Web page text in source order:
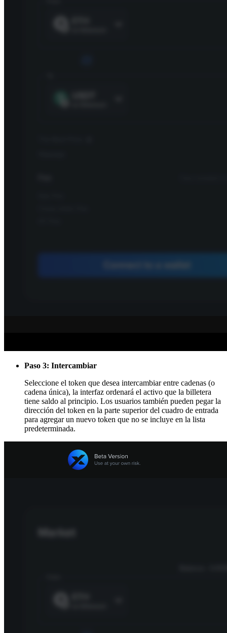
Paso 3: Intercambiar
Seleccione el token que desea intercambiar entre cadenas (o
cadena única), la interfaz ordenará el activo que la billetera
tiene saldo al principio. Los usuarios también pueden pegar la
dirección del token en la parte superior del cuadro de entrada
para agregar un nuevo token que no se incluye en la lista
predeterminada.